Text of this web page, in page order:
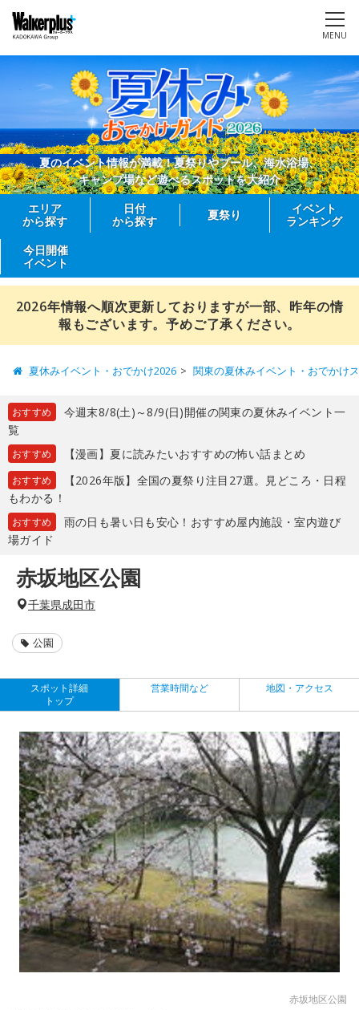
MENU
夏のイベント情報が満載！夏祭りやプール、海水浴場、
キャンプ場など遊べるスポットを大紹介
エリア
から探す
日付
から探す
夏祭り
イベント
ランキング
今日開催
イベント
2026年情報へ順次更新しておりますが一部、昨年の情
報もございます。予めご了承ください。
夏休みイベント・おでかけ2026 関東の夏休みイベント・おでかけ
おすすめ
今週末8/8(土)～8/9(日)開催の関東の夏休みイベント一
覧
おすすめ 【漫画】夏に読みたいおすすめの怖い話まとめ
おすすめ
【2026年版】全国の夏祭り注目27選。見どころ・日程
もわかる！
おすすめ
雨の日も暑い日も安心！おすすめ屋内施設・室内遊び
場ガイド
赤坂地区公園
千葉県成田市
公園
スポット詳細
トップ
営業時間など 地図・アクセス
赤坂地区公園